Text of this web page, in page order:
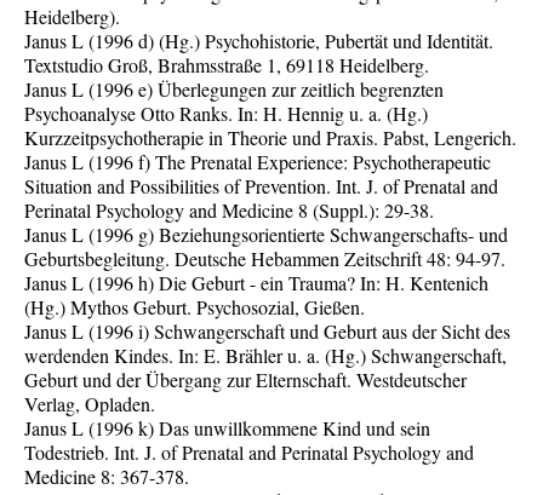
Heidelberg).
Janus L (1996 d) (Hg.) Psychohistorie, Pubertät und Identität.
Textstudio Groß, Brahmsstraße 1, 69118 Heidelberg.
Janus L (1996 e) Überlegungen zur zeitlich begrenzten
Psychoanalyse Otto Ranks. In: H. Hennig u. a. (Hg.)
Kurzzeitpsychotherapie in Theorie und Praxis. Pabst, Lengerich.
Janus L (1996 f) The Prenatal Experience: Psychotherapeutic
Situation and Possibilities of Prevention. Int. J. of Prenatal and
Perinatal Psychology and Medicine 8 (Suppl.): 29-38.
Janus L (1996 g) Beziehungsorientierte Schwangerschafts- und
Geburtsbegleitung. Deutsche Hebammen Zeitschrift 48: 94-97.
Janus L (1996 h) Die Geburt - ein Trauma? In: H. Kentenich
(Hg.) Mythos Geburt. Psychosozial, Gießen.
Janus L (1996 i) Schwangerschaft und Geburt aus der Sicht des
werdenden Kindes. In: E. Brähler u. a. (Hg.) Schwangerschaft,
Geburt und der Übergang zur Elternschaft. Westdeutscher
Verlag, Opladen.
Janus L (1996 k) Das unwillkommene Kind und sein
Todestrieb. Int. J. of Prenatal and Perinatal Psychology and
Medicine 8: 367-378.